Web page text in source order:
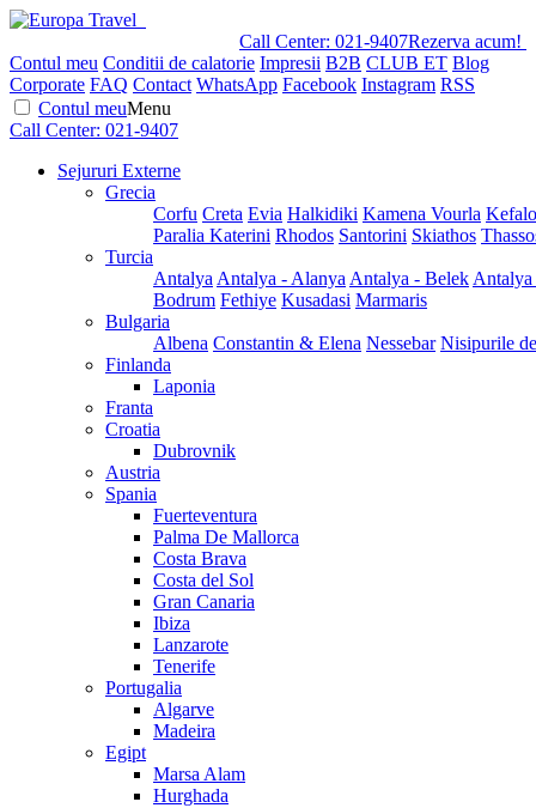
Call Center: 021-9407Rezerva acum!
Contul meu Conditii de calatorie Impresii B2B CLUB ET Blog
Corporate FAQ Contact WhatsApp Facebook Instagram RSS
Contul meuMenu
Call Center: 021-9407
Sejururi Externe
Grecia
Corfu Creta Evia Halkidiki Kamena Vourla
Paralia Katerini Rhodos Santorini Skiathos
Turcia
Antalya Antalya - Alanya Antalya - Belek
Bodrum Fethiye Kusadasi Marmaris
Bulgaria
Albena Constantin & Elena Nessebar Nisipurile
Finlanda
Laponia
Franta
Croatia
Dubrovnik
Austria
Spania
Fuerteventura
Palma De Mallorca
Costa Brava
Costa del Sol
Gran Canaria
Ibiza
Lanzarote
Tenerife
Portugalia
Algarve
Madeira
Egipt
Marsa Alam
Hurghada